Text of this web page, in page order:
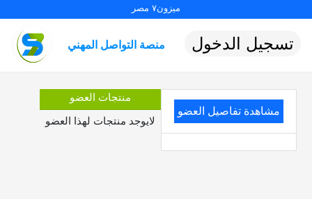
ميزون٧ مصر
منصة التواصل المهني تسجيل الدخول
مشاهدة تفاصيل العضو
منتجات العضو
لايوجد منتجات لهذا العضو